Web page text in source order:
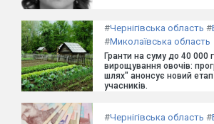
#Чернігівська область #
#Миколаївська область
Гранти на суму до 40 000
вирощування овочів:
шлях" анонсує новий
учасників.
#Чернігівська область #